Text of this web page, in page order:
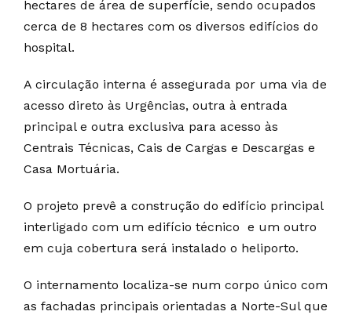
hectares de área de superfície, sendo ocupados
cerca de 8 hectares com os diversos edifícios do
hospital.
A circulação interna é assegurada por uma via de
acesso direto às Urgências, outra à entrada
principal e outra exclusiva para acesso às
Centrais Técnicas, Cais de Cargas e Descargas e
Casa Mortuária.
O projeto prevê a construção do edifício principal
interligado com um edifício técnico e um outro
em cuja cobertura será instalado o heliporto.
O internamento localiza-se num corpo único com
as fachadas principais orientadas a Norte-Sul que